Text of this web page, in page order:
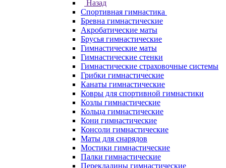
Назад
Спортивная гимнастика
Бревна гимнастические
Акробатические маты
Брусья гимнастические
Гимнастические маты
Гимнастические стенки
Гимнастические страховочные системы
Грибки гимнастические
Канаты гимнастические
Ковры для спортивной гимнастики
Козлы гимнастические
Кольца гимнастические
Кони гимнастические
Консоли гимнастические
Маты для снарядов
Мостики гимнастические
Палки гимнастические
Перекладины гимнастические